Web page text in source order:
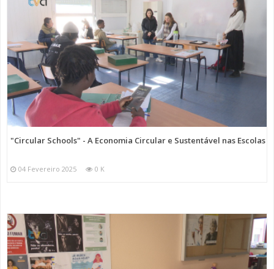
"Circular Schools" - A Economia Circular e Sustentável nas Escolas
04 Fevereiro 2025 0 K